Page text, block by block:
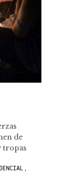
de
tropas